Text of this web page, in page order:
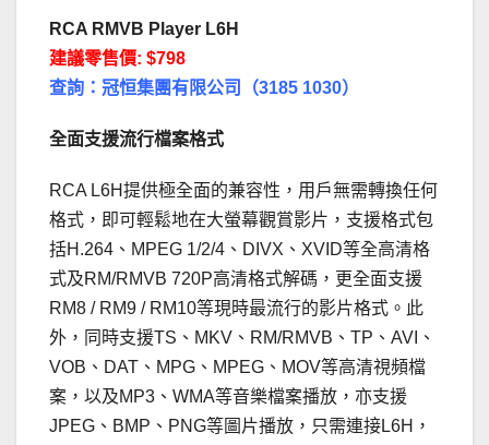
RCA RMVB Player L6H
建議零售價: $798
查詢：冠恒集團有限公司（3185 1030）
全面支援流行檔案格式
RCA L6H提供極全面的兼容性，用戶無需轉換任何
格式，即可輕鬆地在大螢幕觀賞影片，支援格式包
括H.264、MPEG 1/2/4、DIVX、XVID等全高清格
式及RM/RMVB 720P高清格式解碼，更全面支援
RM8 / RM9 / RM10等現時最流行的影片格式。此
外，同時支援TS、MKV、RM/RMVB、TP、AVI、
VOB、DAT、MPG、MPEG、MOV等高清視頻檔
案，以及MP3、WMA等音樂檔案播放，亦支援
JPEG、BMP、PNG等圖片播放，只需連接L6H，